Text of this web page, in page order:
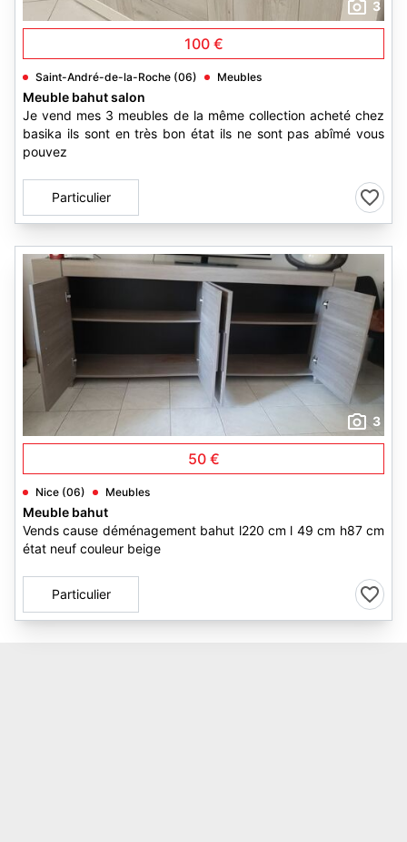
3
100 €
Saint-André-de-la-Roche (06) Meubles
Meuble bahut salon
Je vend mes 3 meubles de la même collection acheté chez
basika ils sont en très bon état ils ne sont pas abîmé vous
pouvez
Particulier
3
50 €
Nice (06) Meubles
Meuble bahut
Vends cause déménagement bahut l220 cm l 49 cm h87 cm
état neuf couleur beige
Particulier